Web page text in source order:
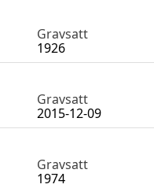
Gravsatt
1926
Gravsatt
2015-12-09
Gravsatt
1974